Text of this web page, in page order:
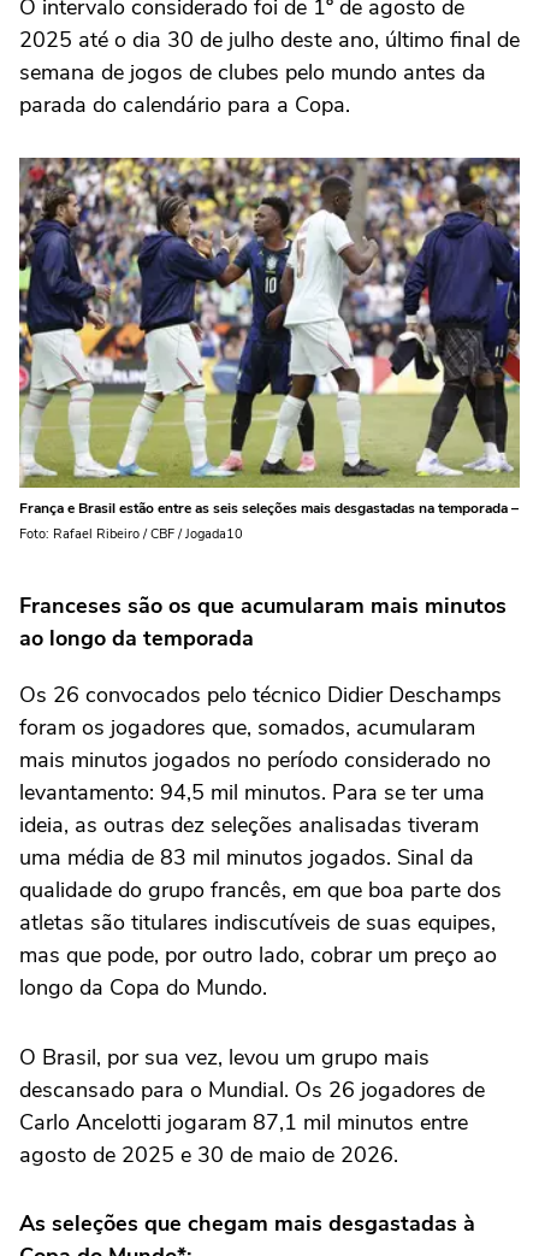
O intervalo considerado foi de 1º de agosto de
2025 até o dia 30 de julho deste ano, último final de
semana de jogos de clubes pelo mundo antes da
parada do calendário para a Copa.
França e Brasil estão entre as seis seleções mais desgastadas na temporada –
Foto: Rafael Ribeiro / CBF / Jogada10
Franceses são os que acumularam mais minutos
ao longo da temporada
Os 26 convocados pelo técnico Didier Deschamps
foram os jogadores que, somados, acumularam
mais minutos jogados no período considerado no
levantamento: 94,5 mil minutos. Para se ter uma
ideia, as outras dez seleções analisadas tiveram
uma média de 83 mil minutos jogados. Sinal da
qualidade do grupo francês, em que boa parte dos
atletas são titulares indiscutíveis de suas equipes,
mas que pode, por outro lado, cobrar um preço ao
longo da Copa do Mundo.
O Brasil, por sua vez, levou um grupo mais
descansado para o Mundial. Os 26 jogadores de
Carlo Ancelotti jogaram 87,1 mil minutos entre
agosto de 2025 e 30 de maio de 2026.
As seleções que chegam mais desgastadas à